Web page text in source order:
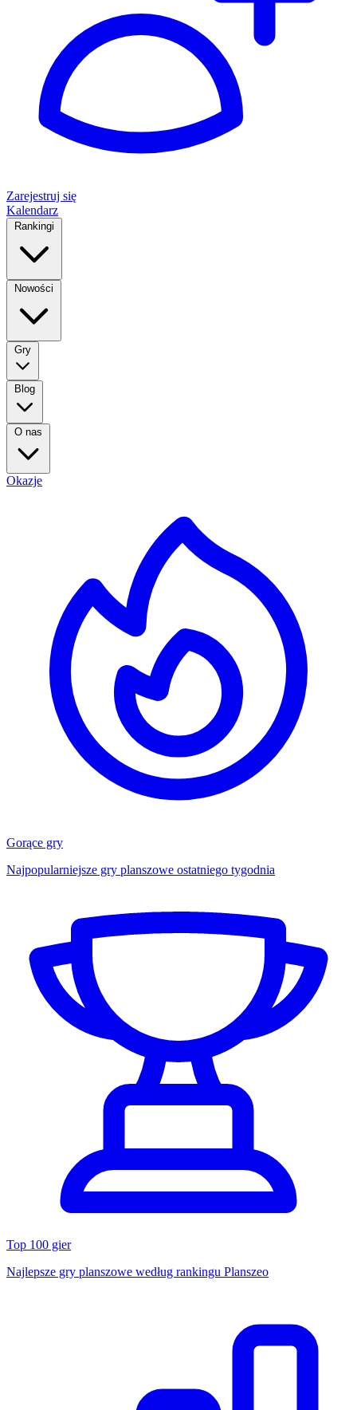
Zarejestruj się
Kalendarz
Rankingi
Nowości
Gry
Blog
O nas
Okazje
Gorące gry
Najpopularniejsze gry planszowe ostatniego tygodnia
Top 100 gier
Najlepsze gry planszowe według rankingu Planszeo